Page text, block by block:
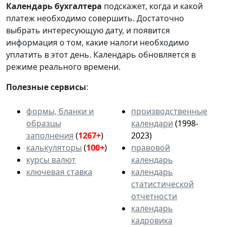
Календарьбухгалтера подскажет, когда и какой
платеж необходимо совершить. Достаточно
выбрать интересующую дату, и появится
информация о том, какие налоги необходимо
уплатить в этот день. Календарь обновляется в
режиме реального времени.
Полезные сервисы:
формы, бланки и
образцы
заполнения (1267+)
калькуляторы (100+)
курсы валют
ключевая ставка
производственные
календари (1998-
2023)
правовой
календарь
календарь
статистической
отчетности
календарь
кадровика